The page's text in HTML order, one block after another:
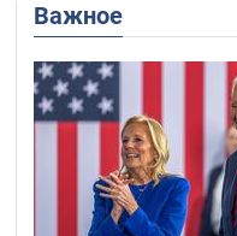
Важное